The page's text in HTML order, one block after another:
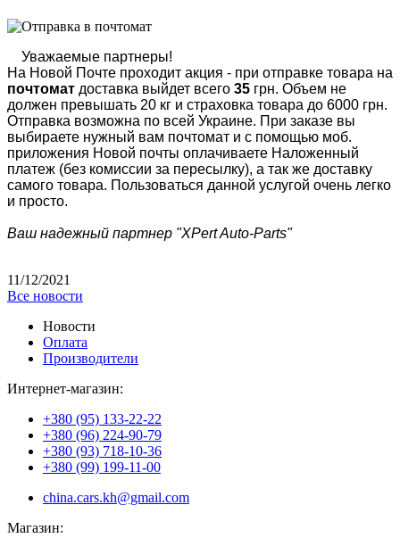
Уважаемые партнеры!
На Новой Почте проходит акция - при отправке товара на
почтомат доставка выйдет всего 35 грн. Объем не
должен превышать 20 кг и страховка товара до 6000 грн.
Отправка возможна по всей Украине. При заказе вы
выбираете нужный вам почтомат и с помощью моб.
приложения Новой почты оплачиваете Наложенный
платеж (без комиссии за пересылку), а так же доставку
самого товара. Пользоваться данной услугой очень легко
и просто.
Ваш надежный партнер "XPert Auto-Parts"
11/12/2021
Все новости
Новости
Оплата
Производители
Интернет-магазин:
+380 (95) 133-22-22
+380 (96) 224-90-79
+380 (93) 718-10-36
+380 (99) 199-11-00
china.cars.kh@gmail.com
Магазин: